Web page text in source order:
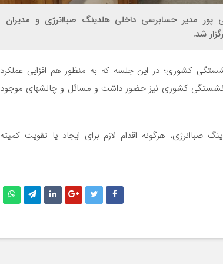
مدیر حسابرسی داخلی هلدینگ صباانرژی و مدیران
شد.
کشوری؛ در این جلسه که به منظور هم افزایی عملکرد
کشوری نیز حضور داشت و مسائل و چالشهای موجود
هرگونه اقدام لازم برای ایجاد یا تقویت کمیته